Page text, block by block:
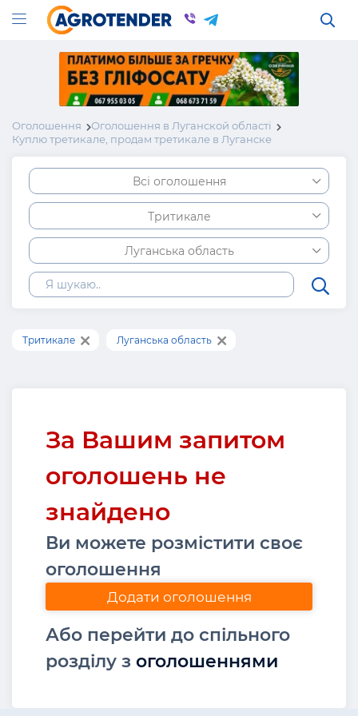
Оголошення
Оголошення в Луганской області
Куплю третикале, продам третикале в Луганске
Всі оголошення
Тритикале
Луганська область
Тритикале Луганська область
За Вашим запитом
оголошень не
знайдено
Ви можете розмістити своє
оголошення
Додати оголошення
Або перейти до спільного
розділу з оголошеннями